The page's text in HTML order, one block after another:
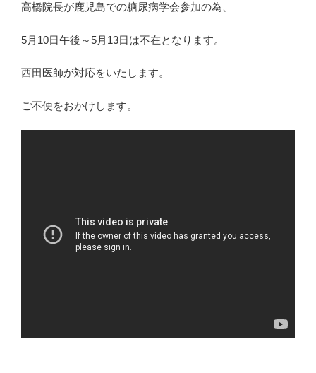
高橋院長が鹿児島での糖尿病学会参加の為、
5月10日午後～5月13日は不在となります。
西田医師が対応をいたします。
ご不便をおかけします。